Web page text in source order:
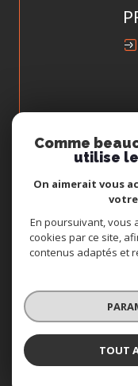
© 2026 | TOUS DROITS
PLAN
Comme
utilise
On aimerait vous
En poursuivant, vous
cookies par ce site,
contenus adaptés et
TOUT